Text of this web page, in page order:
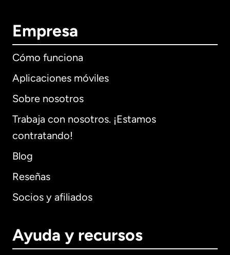
Empresa
Cómo funciona
Aplicaciones móviles
Sobre nosotros
Trabaja con nosotros. ¡Estamos
contratando!
Blog
Reseñas
Socios y afiliados
Ayuda y recursos